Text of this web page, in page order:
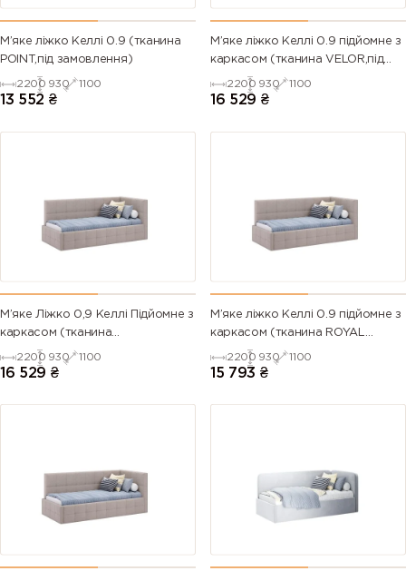
М’яке ліжко Келлі 0.9 (тканина
POINT,під замовлення)
2200 930 1100
13 552 ₴
М’яке ліжко Келлі 0.9 підйомне з
каркасом (тканина VELOR,під
замовлення)
2200 930 1100
16 529 ₴
М’яке Ліжко 0,9 Келлі Підйомне з
каркасом (тканина
SYMPHONY,під замовлення)
2200 930 1100
16 529 ₴
М’яке ліжко Келлі 0.9 підйомне з
каркасом (тканина ROYAL
VELVET,під замовлення)
2200 930 1100
15 793 ₴